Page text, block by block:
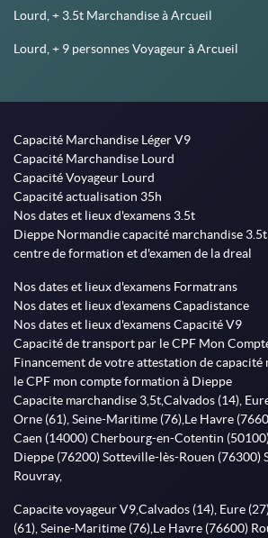
Lourd, + 3.5t Marchandise à Arcueil
Lourd, + 9 personnes Voyageur à Arcueil
Capacité Marchandise Léger V9
Capacité Marchandise Lourd
Capacité Voyageur Lourd
Capacité actualisation 35h
Nos dates et lieux d'examens 3.5t
Dieppe Normandie capacité marchandise
centre de formation et d'examen de la dreal
Nos dates et lieux d'examens Formatrans
Nos dates et lieux d'examens Capadistance
Nos dates et lieux d'examens Capacité V9
Capacité de transport par le CPF Mon
Financement de votre attestation de capacité
le CPF mon compte formation à Dieppe
Capacite marchandise 3,5t,Calvados (14),
Orne (61), Seine-Maritime (76),Le Havre
Caen (14000) Cherbourg-en-Cotentin
Dieppe (76200) Sotteville-lès-Rouen (76300)
Rouvray,
Capacite voyageur V9,Calvados (14), Eure
(61), Seine-Maritime (76),Le Havre (76600)